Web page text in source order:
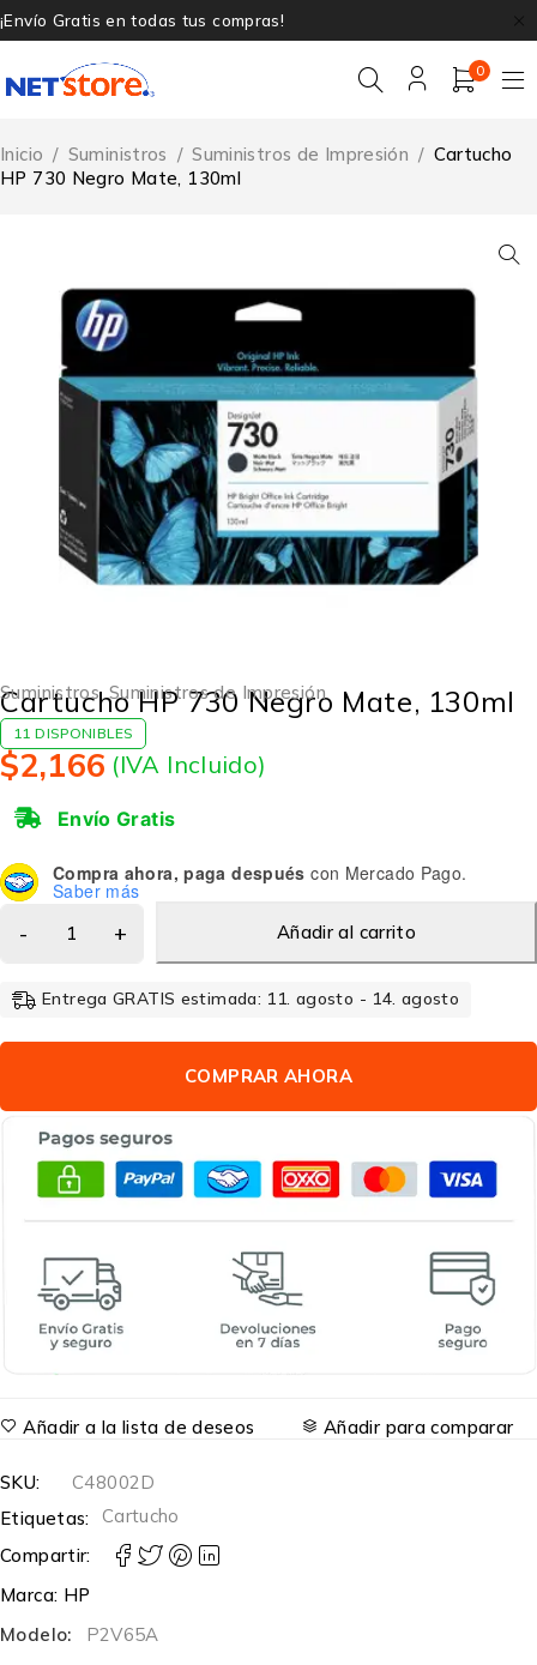
¡Envío Gratis en todas tus compras!
0
Inicio / Suministros / Suministros de Impresión / Cartucho
HP 730 Negro Mate, 130ml
Suministros,Suministros de Impresión
Cartucho HP 730 Negro Mate, 130ml
11 DISPONIBLES
$2,166 (IVA Incluido)
Envío Gratis
Compra ahora, paga después con Mercado Pago.
Saber más
Añadir al carrito
Entrega GRATIS estimada: 11. agosto - 14. agosto
COMPRAR AHORA
Añadir a la lista de deseos Añadir para comparar
SKU:
C48002D
Etiquetas:
Cartucho
Compartir:
Marca: HP
Modelo:
P2V65A